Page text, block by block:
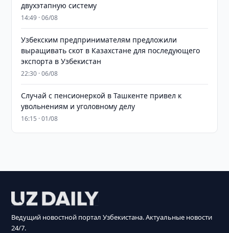
двухэтапную систему
14:49 · 06/08
Узбекским предпринимателям предложили
выращивать скот в Казахстане для последующего
экспорта в Узбекистан
22:30 · 06/08
Случай с пенсионеркой в Ташкенте привел к
увольнениям и уголовному делу
16:15 · 01/08
Ведущий новостной портал Узбекистана. Актуальные новости
24/7.